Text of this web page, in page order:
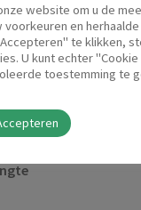
website om u de
en
te klikken,
U kunt echter
toestemming te